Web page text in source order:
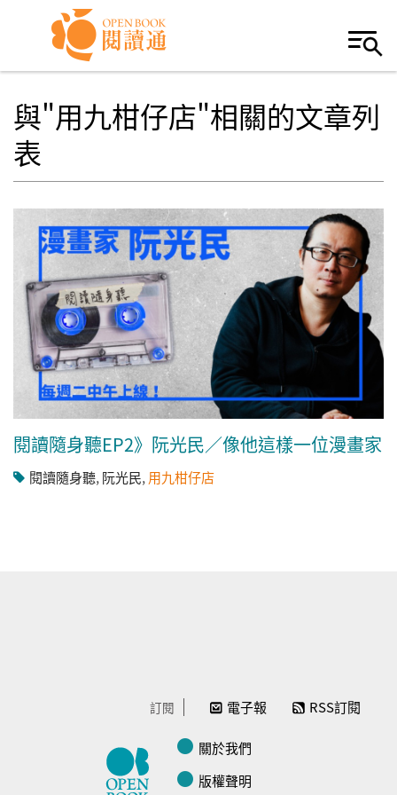
Skip to navigation
移至主內容
與"用九柑仔店"相關的文章列
表
閱讀隨身聽EP2》阮光民／像他這樣一位漫畫家
閱讀隨身聽, 阮光民, 用九柑仔店
訂閱 電子報 RSS訂閱
關於我們
版權聲明